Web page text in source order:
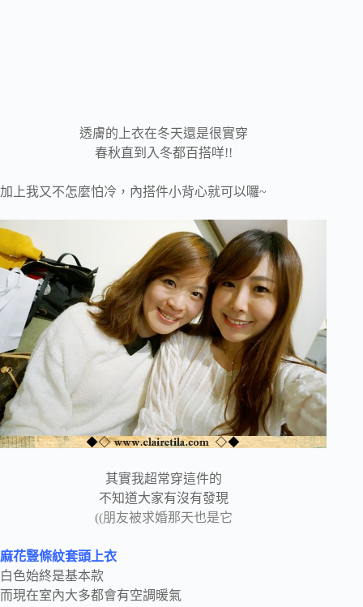
透膚的上衣在冬天還是很實穿
春秋直到入冬都百搭咩!!
加上我又不怎麼怕冷，內搭件小背心就可以囉~
其實我超常穿這件的
不知道大家有沒有發現
((朋友被求婚那天也是它
麻花豎條紋套頭上衣
白色始終是基本款
而現在室內大多都會有空調暖氣